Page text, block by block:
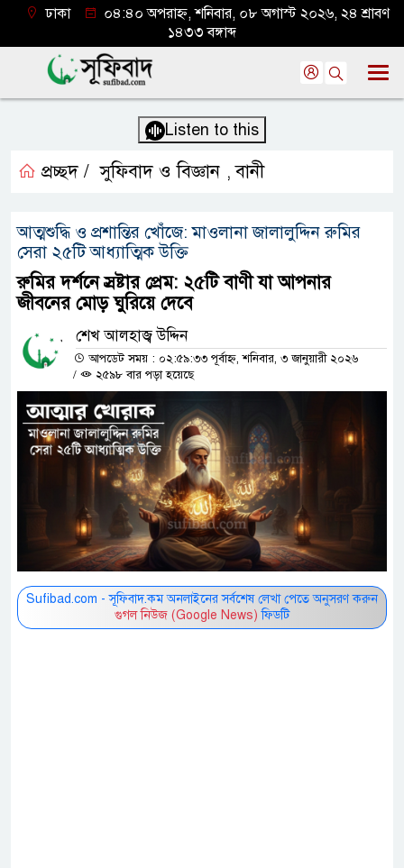
ঢাকা
০৪:৪০ অপরাহ্ন, শনিবার, ০৮ অগাস্ট ২০২৬, ২৪ শ্রাবণ
১৪৩৩ বঙ্গাব্দ
Listen to this
প্রচ্ছদ / সুফিবাদ ও বিজ্ঞান ,বানী
আত্মশুদ্ধি ও প্রশান্তির খোঁজে: মাওলানা জালালুদ্দিন রুমির
সেরা ২৫টি আধ্যাত্মিক উক্তি
রুমির দর্শনে স্রষ্টার প্রেম: ২৫টি বাণী যা আপনার
জীবনের মোড় ঘুরিয়ে দেবে
শেখ আলহাজ্ব উদ্দিন
আপডেট সময় : ০২:৫৯:৩৩ পূর্বাহ্ন, শনিবার, ৩ জানুয়ারী ২০২৬
/
২৫৯৮ বার পড়া হয়েছে
Sufibad.com - সূফিবাদ.কম অনলাইনের সর্বশেষ লেখা পেতে অনুসরণ করুন
গুগল নিউজ (Google News) ফিডটি